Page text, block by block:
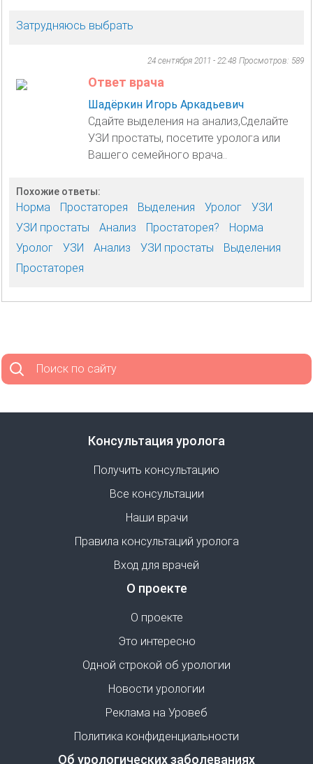
Затрудняюсь выбрать
24 сентября 2011 - 22:48 Просмотров: 589
Ответ врача
Шадёркин Игорь Аркадьевич
Сдайте выделения на анализ,Сделайте
УЗИ простаты, посетите уролога или
Вашего семейного врача..
Похожие ответы:
Норма Простаторея Выделения Уролог
УЗИ
УЗИ простаты
Анализ Простаторея?
Норма
Уролог
УЗИ Анализ УЗИ простаты
Выделения
Простаторея
Поиск по сайту
Консультация уролога
Получить консультацию
Все консультации
Наши врачи
Правила консультаций уролога
Вход для врачей
О проекте
О проекте
Это интересно
Одной строкой об урологии
Новости урологии
Реклама на Уровеб
Политика конфиденциальности
Об урологических заболеваниях